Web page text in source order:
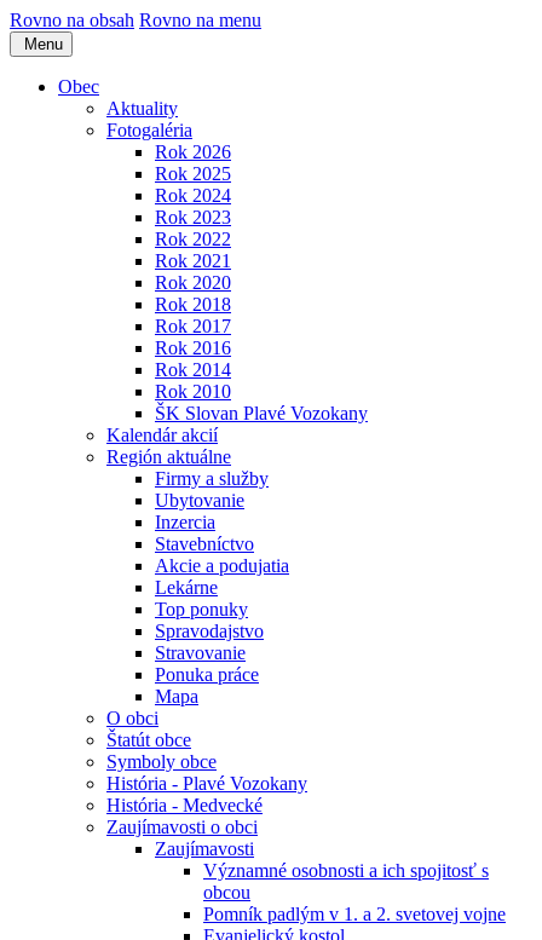
Rovno na obsah Rovno na menu
Menu
Obec
Aktuality
Fotogaléria
Rok 2026
Rok 2025
Rok 2024
Rok 2023
Rok 2022
Rok 2021
Rok 2020
Rok 2018
Rok 2017
Rok 2016
Rok 2014
Rok 2010
ŠK Slovan Plavé Vozokany
Kalendár akcií
Región aktuálne
Firmy a služby
Ubytovanie
Inzercia
Stavebníctvo
Akcie a podujatia
Lekárne
Top ponuky
Spravodajstvo
Stravovanie
Ponuka práce
Mapa
O obci
Štatút obce
Symboly obce
História - Plavé Vozokany
História - Medvecké
Zaujímavosti o obci
Zaujímavosti
Významné osobnosti a ich spojitosť s
obcou
Pomník padlým v 1. a 2. svetovej vojne
Evanjelický kostol